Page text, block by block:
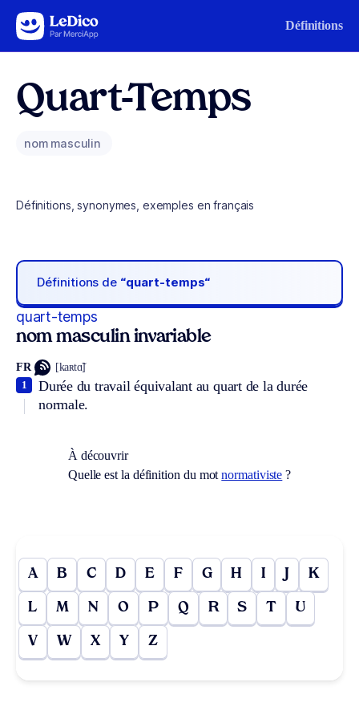
Aller au contenu Définitions
Quart-Temps
nom masculin
Définitions, synonymes, exemples en français
Définitions de “quart-temps“
quart-temps
nom masculin invariable
FR [kaʀtɑ̃]
Durée du travail équivalant au quart de la durée
normale.
1
À découvrir
Quelle est la définition du motnormativiste ?
A B C D E F G H I J K
L M N O P Q R S T U
V W X Y Z